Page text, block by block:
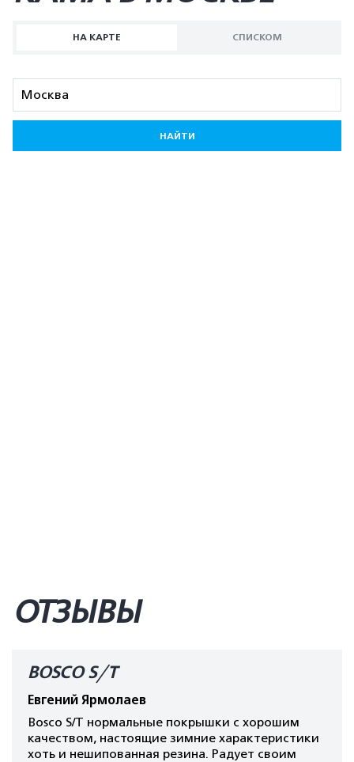
НА КАРТЕ СПИСКОМ
НАЙТИ
ОТЗЫВЫ
BOSCO S/T
Евгений Ярмолаев
Bosco S/T нормальные покрышки с хорошим
качеством, настоящие зимние характеристики
хоть и нешипованная резина. Радует своим